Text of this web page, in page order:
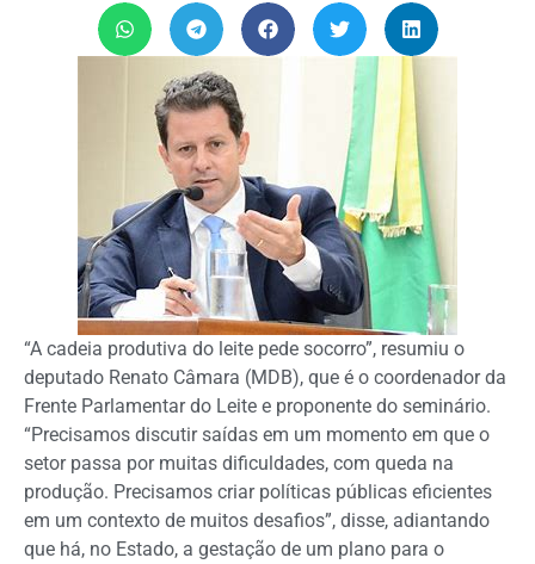
“A cadeia produtiva do leite pede socorro”, resumiu o
deputado Renato Câmara (MDB), que é o coordenador da
Frente Parlamentar do Leite e proponente do seminário.
“Precisamos discutir saídas em um momento em que o
setor passa por muitas dificuldades, com queda na
produção. Precisamos criar políticas públicas eficientes
em um contexto de muitos desafios”, disse, adiantando
que há, no Estado, a gestação de um plano para o